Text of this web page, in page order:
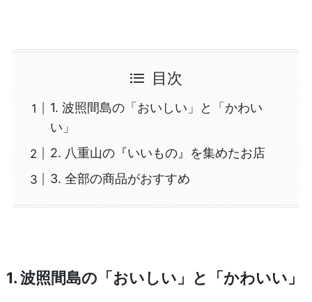
目次
1. 波照間島の「おいしい」と「かわい
い」
2. 八重山の『いいもの』を集めたお店
3. 全部の商品がおすすめ
1. 波照間島の「おいしい」と「かわいい」